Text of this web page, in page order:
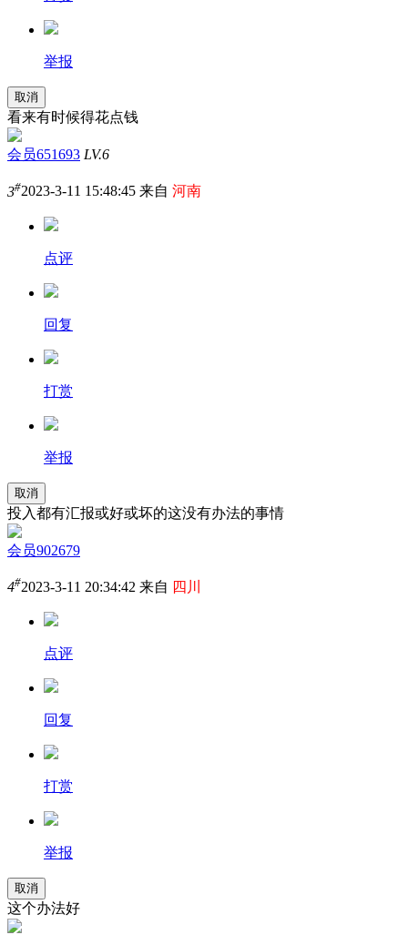
举报
取消
看来有时候得花点钱
会员651693 LV.6
3#2023-3-11 15:48:45 来自 河南
点评
回复
打赏
举报
取消
投入都有汇报或好或坏的这没有办法的事情
会员902679
4#2023-3-11 20:34:42 来自 四川
点评
回复
打赏
举报
取消
这个办法好